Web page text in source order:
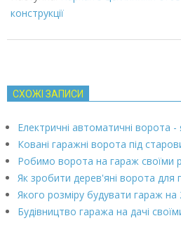
конструкції
СХОЖІ ЗАПИСИ
Електричні автоматичні ворота -
Ковані гаражні ворота під
Робимо ворота на гараж своїми
Як зробити дерев'яні ворота для
Якого розміру будувати гараж
Будівництво гаража на дачі